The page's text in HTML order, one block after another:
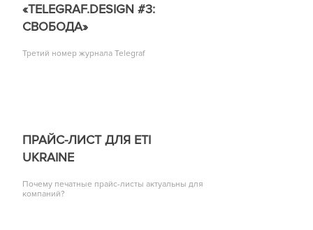
«TELEGRAF.DESIGN #3:
СВОБОДА»
Третий номер журнала Telegraf
ПРАЙС-ЛИСТ ДЛЯ ETI
UKRAINE
Почему печатные прайс-листы актуальны для
компаний?